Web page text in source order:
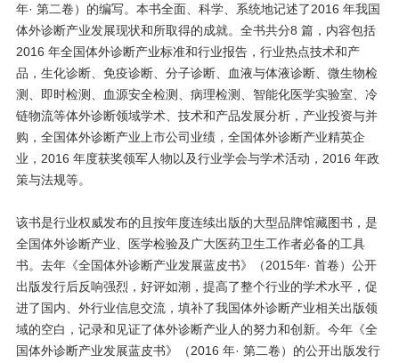
年· 第二卷）的编写。本书全面、科学、系统地记述了2016 年我国
体外诊断产业发展现状和所取得的成就。全书共分8 篇，内容包括
2016 年全国体外诊断产业标准和行业报告，行业热点技术和产
品，生化诊断、免疫诊断、分子诊断、血液与体液诊断、微生物检
测、即时检测、血源安全检测、病理检测、智能化医学实验室、冷
链物流等体外诊断领域学术、技术和产品发展分析，产业投资与并
购，全国体外诊断产业上市公司业绩，全国体外诊断产业精英企
业，2016 年度获奖领军人物以及行业学会与学术活动，2016 年政
策与法规等。
该书是行业权威发布的且按年度连续出版的大型品牌馆藏图书，是
全国体外诊断产业、医学检验及广大医药卫生工作者必备的工具
书。去年《全国体外诊断产业发展蓝皮书》（2015年· 首卷）公开
出版发行后反响强烈，好评如潮，提高了整个行业的学术水平，促
进了国内、外行业信息交流，填补了我国体外诊断产业相关出版领
域的空白，记录和见证了体外诊断产业人的努力和创新。今年《全
国体外诊断产业发展蓝皮书》（2016 年· 第二卷）的公开出版发行